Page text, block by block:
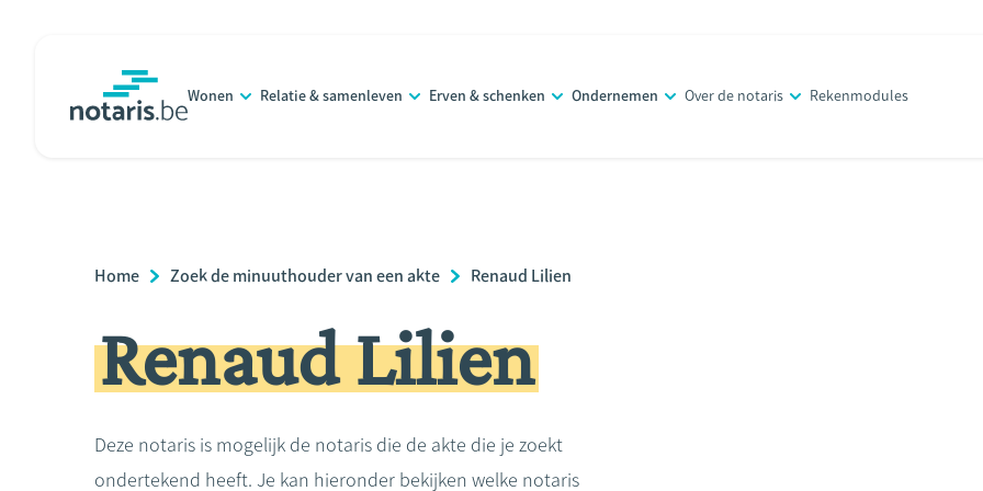
Wonen Relatie & samenleven Erven & schenken Ondernemen Over de notaris Rekenmodules
Breadcrumb
Home Zoek de minuuthouder van een akte Renaud Lilien
Renaud Lilien
Deze notaris is mogelijk de notaris die de akte die je zoekt
ondertekend heeft. Je kan hieronder bekijken welke notaris